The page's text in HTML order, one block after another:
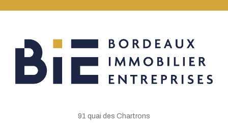
91 quai des Chartrons